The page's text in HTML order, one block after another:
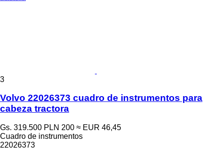
3
Volvo 22026373 cuadro de instrumentos para
cabeza tractora
Gs. 319.500 PLN 200 ≈ EUR 46,45
Cuadro de instrumentos
22026373